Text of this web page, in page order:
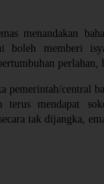
menandakan
boleh memberi
perlahan,
pemerintah/central
terus mendapat
tak dijangka,